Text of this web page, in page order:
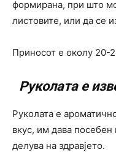
формирана, при што
листовите, или да се
Приносот е околу 20-
Руколата е
Руколата е
вкус, им дава посебен
делува на здравјето.